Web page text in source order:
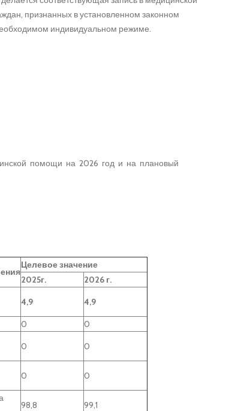
признанных в установленном законном
индивидуальном режиме.
помощи на 2026 год и на плановый
Целевое значение
2025г. 2026 г.
4,9 4,9
0
0
0 0
0 0
98,8 99,1